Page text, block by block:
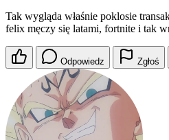
Tak wygląda właśnie poklosie
felix męczy się latami, fortnite i tak
Odpowiedz Zgłoś